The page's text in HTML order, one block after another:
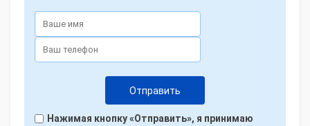
Нажимая кнопку «Отправить», я принимаю